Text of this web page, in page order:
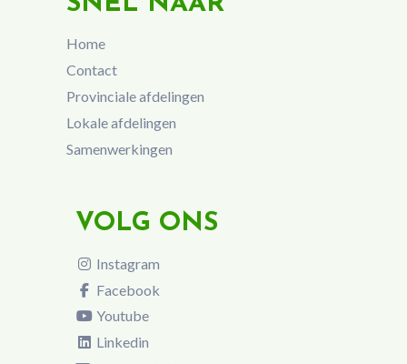
Home
Contact
Provinciale afdelingen
Lokale afdelingen
Samenwerkingen
VOLG ONS
Instagram
Facebook
Youtube
Linkedin